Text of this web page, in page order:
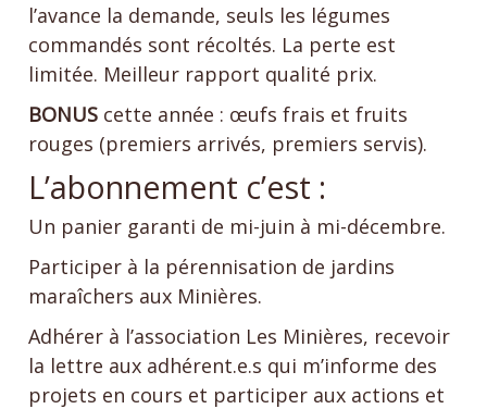
l’avance la demande, seuls les légumes
commandés sont récoltés. La perte est
limitée. Meilleur rapport qualité prix.
BONUS cette année : œufs frais et fruits
rouges (premiers arrivés, premiers servis).
L’abonnement c’est :
Un panier garanti de mi-juin à mi-décembre.
Participer à la pérennisation de jardins
maraîchers aux Minières.
Adhérer à l’association Les Minières, recevoir
la lettre aux adhérent.e.s qui m’informe des
projets en cours et participer aux actions et